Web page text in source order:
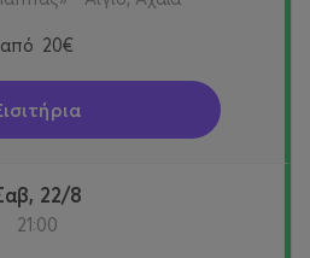
από 20€
Σαβ, 22/8
21:00